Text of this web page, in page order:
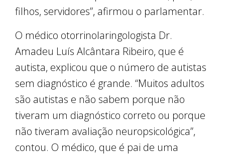
filhos, servidores”, afirmou o parlamentar.
O médico otorrinolaringologista Dr.
Amadeu Luís Alcântara Ribeiro, que é
autista, explicou que o número de autistas
sem diagnóstico é grande. “Muitos adultos
são autistas e não sabem porque não
tiveram um diagnóstico correto ou porque
não tiveram avaliação neuropsicológica”,
contou. O médico, que é pai de uma